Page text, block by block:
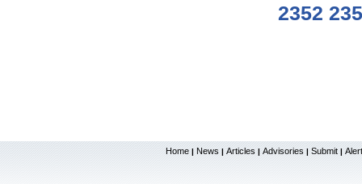
2352
Home | News | Articles | Advisories | Submit |